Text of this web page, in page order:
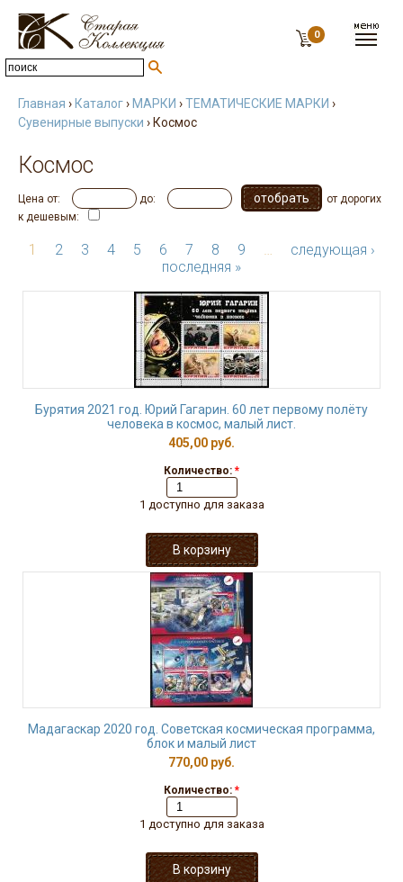
0
Главная › Каталог› МАРКИ ›ТЕМАТИЧЕСКИЕ МАРКИ ›
Сувенирные выпуски › Космос
Космос
Цена от: до:
от дорогих
к дешевым:
1 2 3 4 5 6 7 8 9 …
следующая ›
последняя »
Бурятия 2021 год. Юрий Гагарин. 60 лет первому полёту
человека в космос, малый лист.
405,00 руб.
Количество: *
1 доступно для заказа
Мадагаскар 2020 год. Советская космическая программа,
блок и малый лист
770,00 руб.
Количество: *
1 доступно для заказа